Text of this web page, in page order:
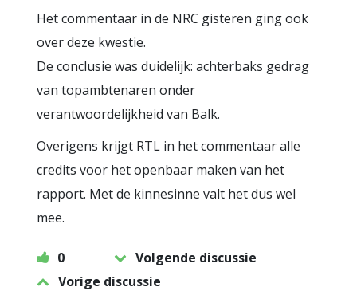
Het commentaar in de NRC gisteren ging ook
over deze kwestie.
De conclusie was duidelijk: achterbaks gedrag
van topambtenaren onder
verantwoordelijkheid van Balk.
Overigens krijgt RTL in het commentaar alle
credits voor het openbaar maken van het
rapport. Met de kinnesinne valt het dus wel
mee.
0
Volgende discussie
Vorige discussie